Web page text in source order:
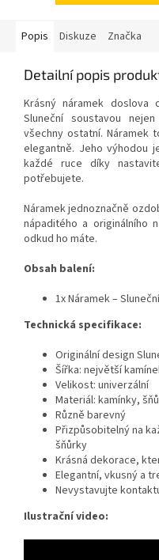
Popis Diskuze Značka
Detailní popis
Krásný náramek doslova
Sluneční soustavou
všechny ostatní. Náramek
elegantně. Jeho výhodou
každé ruce díky
potřebujete.
Náramek jednoznačně
nápaditého a originálního
odkud ho máte.
Obsah balení:
1x Náramek –
Technická specifikace:
Originální design
Šířka: největší
Velikost: univerzální
Materiál: kamínky,
Různě barevný
Přizpůsobitelný na
šňůrky
Krásná dekorace,
Elegantní, vkusný a
Nevystavujte
Ilustrační video: